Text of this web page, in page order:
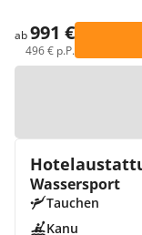
ab991 €
496 € p.P.
Wassersport
Tauchen
Kanu